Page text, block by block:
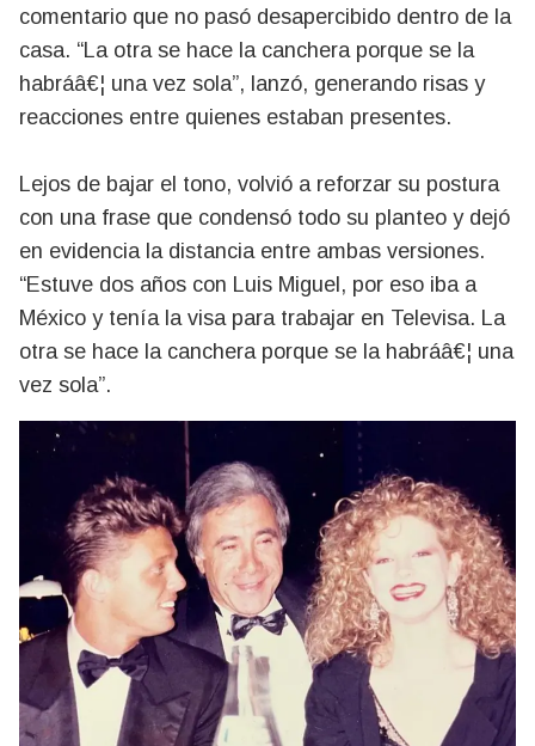
comentario que no pasó desapercibido dentro de la
casa. “La otra se hace la canchera porque se la
habráâ€¦ una vez sola”, lanzó, generando risas y
reacciones entre quienes estaban presentes.
Lejos de bajar el tono, volvió a reforzar su postura
con una frase que condensó todo su planteo y dejó
en evidencia la distancia entre ambas versiones.
“Estuve dos años con Luis Miguel, por eso iba a
México y tenía la visa para trabajar en Televisa. La
otra se hace la canchera porque se la habráâ€¦ una
vez sola”.